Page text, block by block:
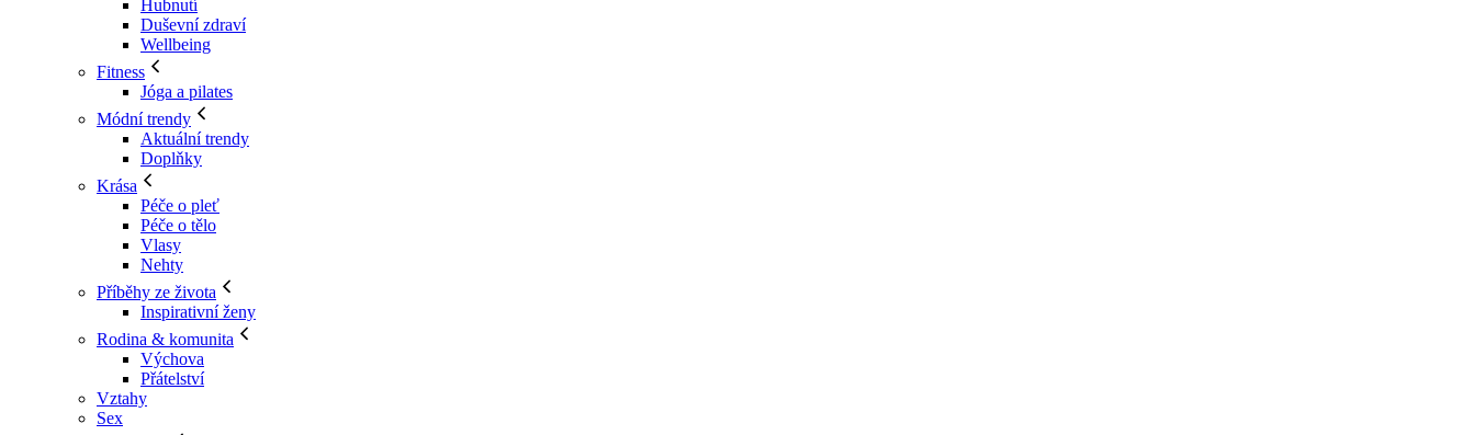
Hubnutí
Duševní zdraví
Wellbeing
Fitness
Jóga a pilates
Módní trendy
Aktuální trendy
Doplňky
Krása
Péče o pleť
Péče o tělo
Vlasy
Nehty
Příběhy ze života
Inspirativní ženy
Rodina & komunita
Výchova
Přátelství
Vztahy
Sex